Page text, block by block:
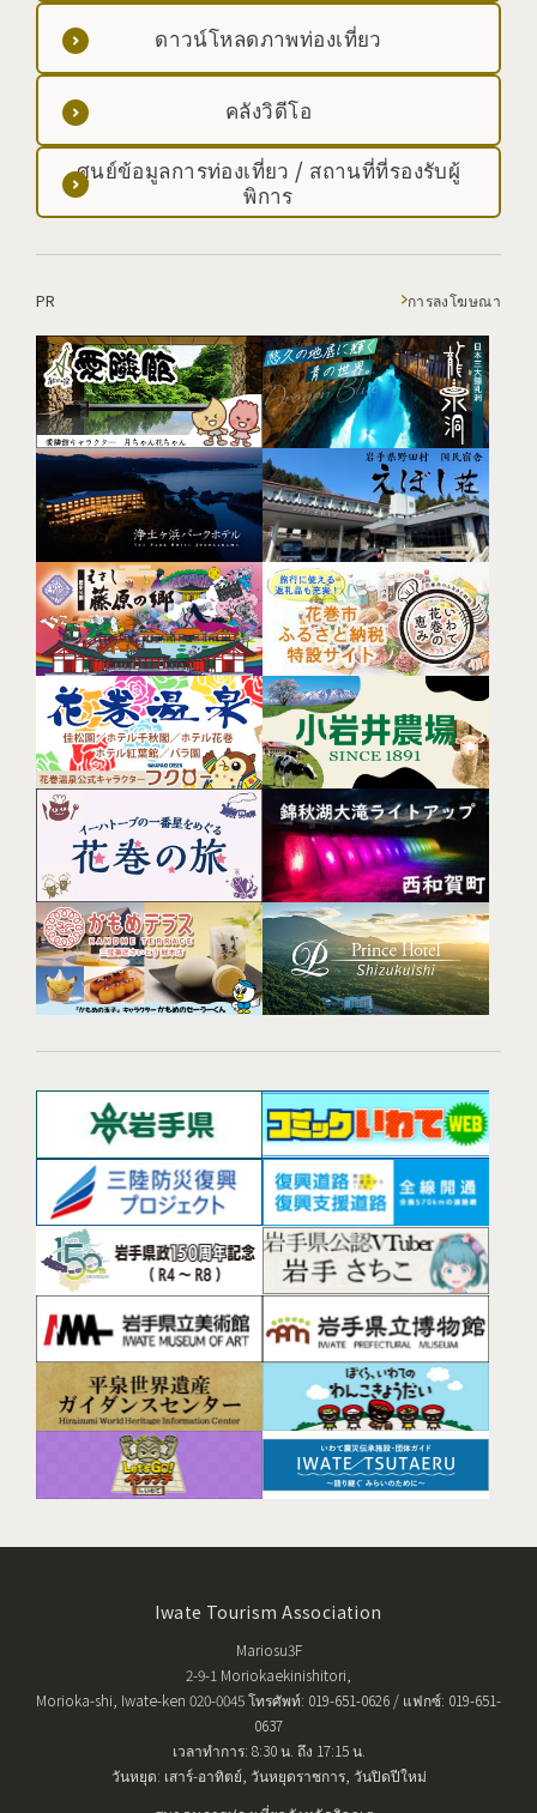
ดาวน์โหลดภาพท่องเที่ยว
คลังวิดีโอ
ศูนย์ข้อมูลการท่องเที่ยว / สถานที่ที่รองรับผู้
พิการ
PR การลงโฆษณา
Iwate Tourism Association
Mariosu3F
2-9-1 Moriokaekinishitori,
Morioka-shi, Iwate-ken 020-0045 โทรศัพท์: 019-651-0626 / แฟกซ์: 019-651-
0637
เวลาทำการ: 8:30 น. ถึง 17:15 น.
วันหยุด: เสาร์-อาทิตย์, วันหยุดราชการ, วันปิดปีใหม่